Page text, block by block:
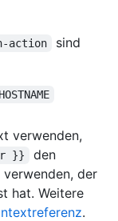
action
sind
verwenden,
}}
den
verwenden, der
hat. Weitere
.